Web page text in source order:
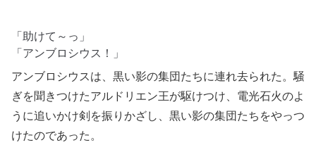
「助けて～っ」
「アンブロシウス！」
アンブロシウスは、黒い影の集団たちに連れ去られた。騒
ぎを聞きつけたアルドリエン王が駆けつけ、電光石火のよ
うに追いかけ剣を振りかざし、黒い影の集団たちをやっつ
けたのであった。